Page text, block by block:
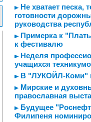
Не хватает песка,
готовности
руководства
Примерка к
к фестивалю
Неделя
учащихся
В "ЛУКОЙЛ-Коми"
Мирские и
православная
Будущее
Филипеня